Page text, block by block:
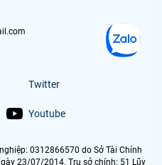
Twitter
Youtube
0312866570 do Sở Tài Chính
23/07/2014. Trụ sở chính: 51 Lũy